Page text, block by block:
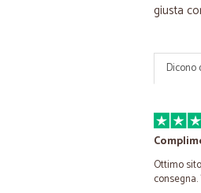
giusta
Dicono
Ottimo
consegna.